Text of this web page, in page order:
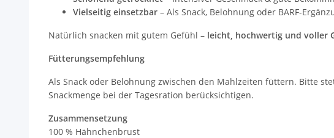
Vielseitig einsetzbar – Als Snack, Belohnung oder BARF-
Natürlich snacken mit gutem Gefühl – leicht, hochwertig und voller
Fütterungsempfehlung
Als Snack oder Belohnung zwischen den Mahlzeiten füttern. Bitte
Snackmenge bei der Tagesration berücksichtigen.
Zusammensetzung
100 % Hähnchenbrust